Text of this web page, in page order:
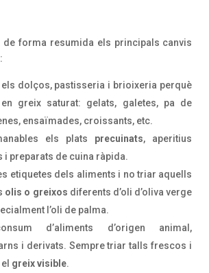
de forma resumida els principals canvis
els dolços, pastisseria i brioixeria perquè
greix saturat: gelats, galetes, pa de
ensaïmades, croissants, etc.
els plats precuinats, aperitius
i preparats de cuina ràpida.
etiquetes dels aliments i no triar aquells
olis o greixos diferents d’oli d’oliva verge
l’oli de palma.
d’aliments d’origen animal,
i derivats. Sempre triar talls frescos i
greix visible.